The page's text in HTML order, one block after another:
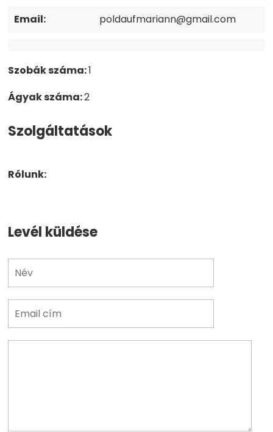
Email: poldaufmariann@gmail.com
Szobák száma:1
Ágyak száma:2
Szolgáltatások
Rólunk:
Levél küldése